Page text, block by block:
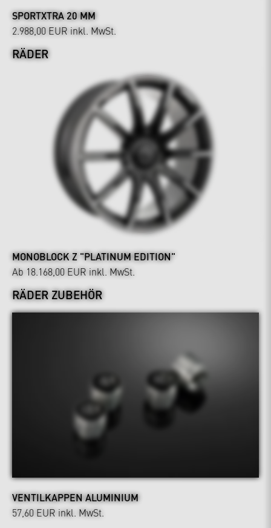
SPORTXTRA 20 MM
2.988,00 EUR inkl. MwSt.
RÄDER
MONOBLOCK Z "PLATINUM EDITION"
Ab 18.168,00 EUR inkl. MwSt.
RÄDER ZUBEHÖR
VENTILKAPPEN ALUMINIUM
57,60 EUR inkl. MwSt.